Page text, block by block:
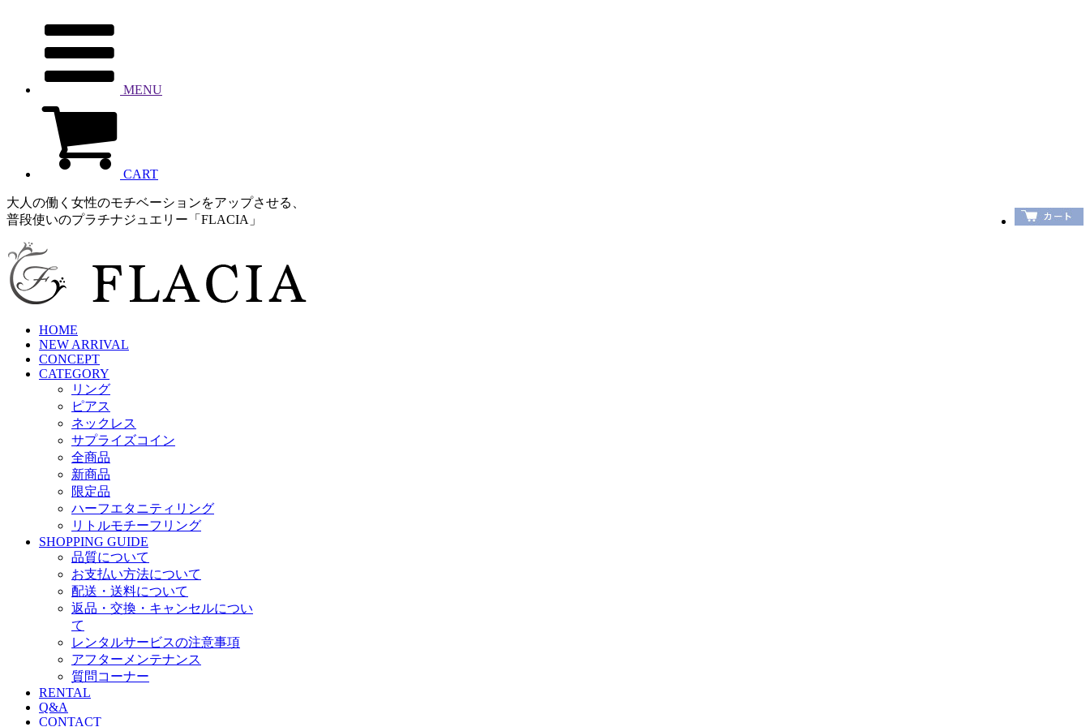
MENU
CART
大人の働く女性のモチベーションをアップさせる、
普段使いのプラチナジュエリー「FLACIA」
HOME
NEW ARRIVAL
CONCEPT
CATEGORY
リング
ピアス
ネックレス
サプライズコイン
全商品
新商品
限定品
ハーフエタニティリング
リトルモチーフリング
SHOPPING GUIDE
品質について
お支払い方法について
配送・送料について
返品・交換・キャンセルについ
て
レンタルサービスの注意事項
アフターメンテナンス
質問コーナー
RENTAL
Q&A
CONTACT